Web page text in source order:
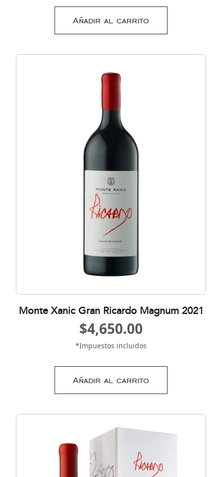
Añadir al carrito
Monte Xanic Gran Ricardo Magnum 2021
$4,650.00
*Impuestos incluidos
Añadir al carrito